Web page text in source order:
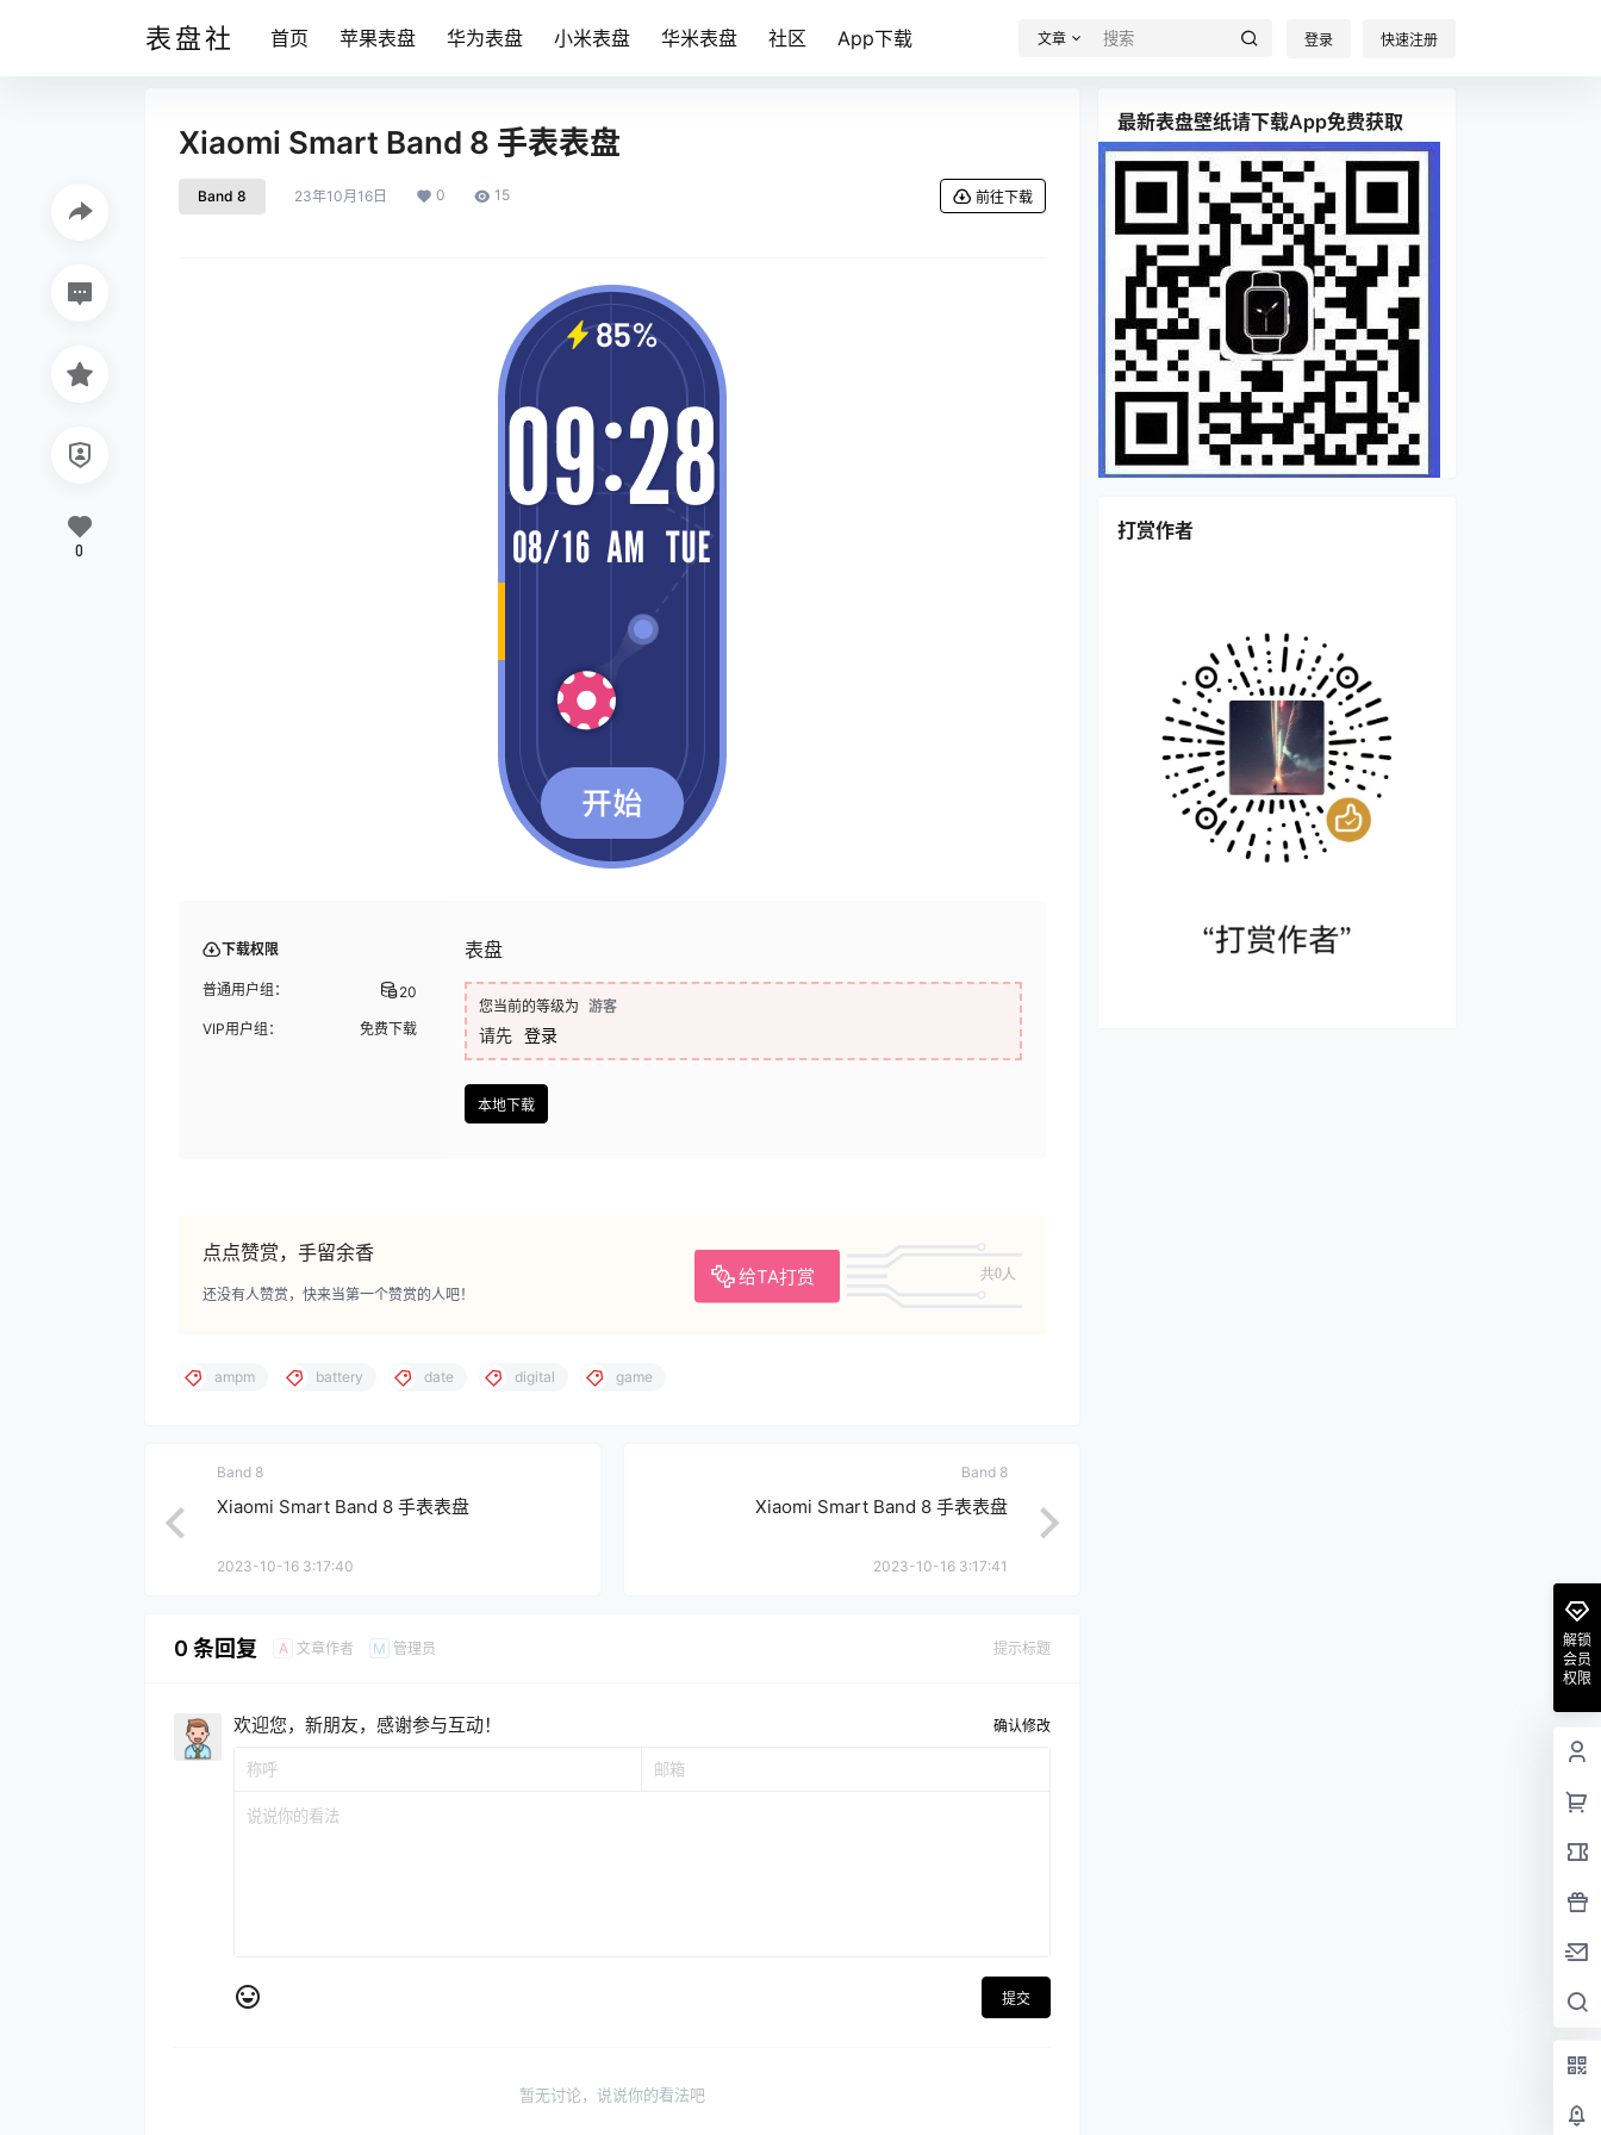
表盘社 首页 苹果表盘 华为表盘 小米表盘 华米表盘 社区 App下载 文章 登录 快速注册
Xiaomi Smart Band 8 手表表盘
Band 8 23年10月16日 0 15 前往下载
下载权限
普通用户组： 20
VIP用户组： 免费下载
表盘
您当前的等级为 游客
请先 登录
本地下载
点点赞赏，手留余香
给TA打赏 共0人
还没有人赞赏，快来当第一个赞赏的人吧！
0
ampm battery date digital game
Band 8
Xiaomi Smart Band 8 手表表盘
2023-10-16 3:17:40
Band 8
Xiaomi Smart Band 8 手表表盘
2023-10-16 3:17:41
0 条回复 A 文章作者 M 管理员 提示标题
欢迎您，新朋友，感谢参与互动！ 确认修改
提交
暂无讨论，说说你的看法吧
最新表盘壁纸请下载App免费获取
打赏作者
解锁
会员
权限